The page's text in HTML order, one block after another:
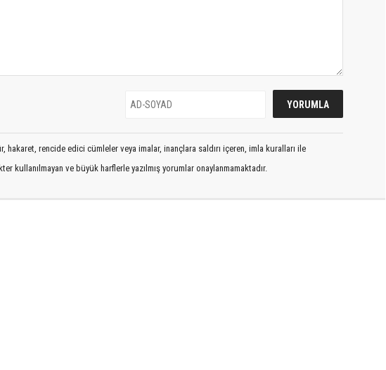
hakaret, rencide edici cümleler veya imalar, inançlara saldırı içeren, imla kuralları ile
kullanılmayan ve büyük harflerle yazılmış yorumlar onaylanmamaktadır.